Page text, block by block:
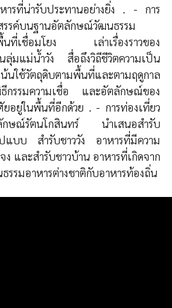
ารที่น่ารับประทานอย่างยิ่ง . - การ
สรรค์บนฐานอัตลักษณ์วัฒนธรรม
พื้นที่เชื่อมโยง เล่าเรื่องราวของ
ลุ่มแม่น้ำวัง สื่อถึงวิถีชีวิตความเป็น
ใช้วัตถุดิบตามพื้นที่และตามฤดูกาล
ธีกรรมความเชื่อ และอัตลักษณ์ของ
อยู่ในพื้นที่อีกด้วย . - การท่องเที่ยว
ลักษณ์รัตนโกสินทร์ นำเสนอสำรับ
บบ สำรับชาววัง อาหารที่มีความ
และสำรับชาวบ้าน อาหารที่เกิดจาก
รรมอาหารต่างชาติกับอาหารท้องถิ่น